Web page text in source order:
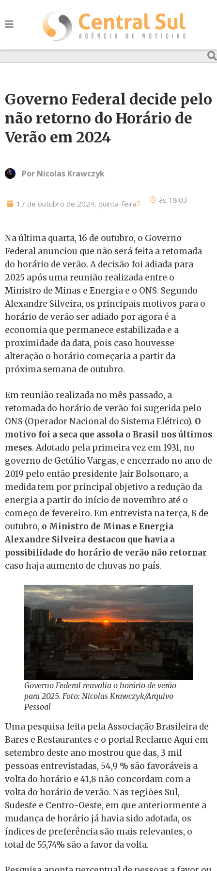
Governo Federal decide pelo
não retorno do Horário de
Verão em 2024
Por Nicolas Krawczyk
17 de outubro de 2024, quinta-feira às 18:03
Na última quarta, 16 de outubro, o Governo
Federal anunciou que não será feita a retomada
do horário de verão. A decisão foi adiada para
2025 após uma reunião realizada entre o
Ministro de Minas e Energia e o ONS. Segundo
Alexandre Silveira, os principais motivos para o
horário de verão ser adiado por agora é a
economia que permanece estabilizada e a
proximidade da data, pois caso houvesse
alteração o horário começaria a partir da
próxima semana de outubro.
Em reunião realizada no mês passado, a
retomada do horário de verão foi sugerida pelo
ONS (Operador Nacional do Sistema Elétrico). O
motivo foi a seca que assola o Brasil nos últimos
meses. Adotado pela primeira vez em 1931, no
governo de Getúlio Vargas, e encerrado no ano de
2019 pelo então presidente Jair Bolsonaro, a
medida tem por principal objetivo a redução da
energia a partir do início de novembro até o
começo de fevereiro. Em entrevista na terça, 8 de
outubro, o Ministro de Minas e Energia
Alexandre Silveira destacou que havia a
possibilidade do horário de verão não retornar
caso haja aumento de chuvas no país.
Governo Federal reavalia o horário de verão
para 2025. Foto: Nicolas Krawczyk/Arquivo
Pessoal
Uma pesquisa feita pela Associação Brasileira de
Bares e Restaurantes e o portal Reclame Aqui em
setembro deste ano mostrou que das, 3 mil
pessoas entrevistadas, 54,9 % são favoráveis a
volta do horário e 41,8 não concordam com a
volta do horário de verão. Nas regiões Sul,
Sudeste e Centro-Oeste, em que anteriormente a
mudança de horário já havia sido adotada, os
índices de preferência são mais relevantes, o
total de 55,74% são a favor da volta.